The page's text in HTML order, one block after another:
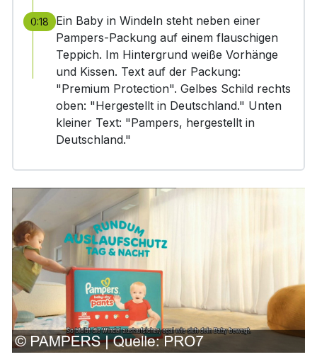
0:18
Ein Baby in Windeln steht neben einer
Pampers-Packung auf einem flauschigen
Teppich. Im Hintergrund weiße Vorhänge
und Kissen. Text auf der Packung:
"Premium Protection". Gelbes Schild rechts
oben: "Hergestellt in Deutschland." Unten
kleiner Text: "Pampers, hergestellt in
Deutschland."